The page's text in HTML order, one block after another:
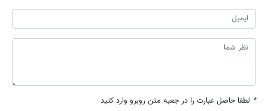
* لطفا حاصل عبارت را در جعبه متن روبرو وارد کنید